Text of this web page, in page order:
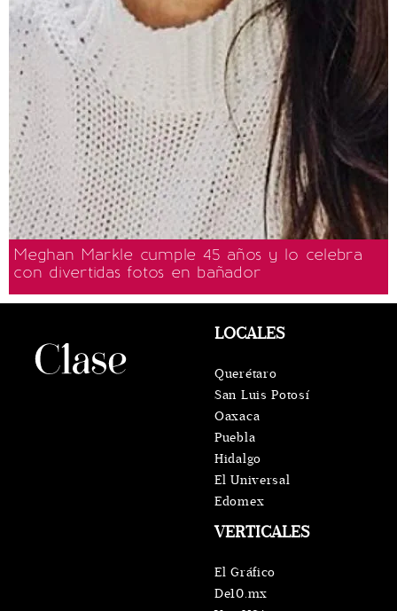
Meghan Markle cumple 45 años y lo celebra
con divertidas fotos en bañador
VERTICALES
El Gráfico
De10.mx
LOCALES
Querétaro
San Luis Potosí
Oaxaca
Puebla
Hidalgo
El Universal
Edomex